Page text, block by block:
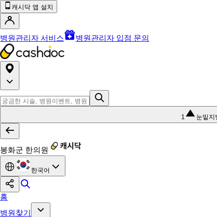
캐시닥 앱 설치
병원관리자 서비스 병원관리자 입점 문의
1 눈밑지
봉화군 한의원
한국어
홈
병원찾기